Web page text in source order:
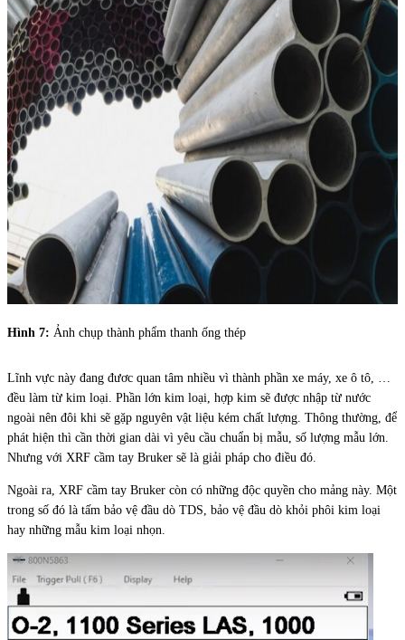
Hình 7: Ảnh chụp thành phẩm thanh ống thép
Lĩnh vực này đang đươc quan tâm nhiều vì thành phần xe máy, xe ô tô, …
đều làm từ kim loại. Phần lớn kim loại, hợp kim sẽ được nhập từ nước
ngoài nên đôi khi sẽ gặp nguyên vật liệu kém chất lượng. Thông thường, để
phát hiện thì cần thời gian dài vì yêu cầu chuẩn bị mẫu, số lượng mẫu lớn.
Nhưng với XRF cầm tay Bruker sẽ là giải pháp cho điều đó.
Ngoài ra, XRF cầm tay Bruker còn có những độc quyền cho mảng này. Một
trong số đó là tấm bảo vệ đầu dò TDS, bảo vệ đầu dò khỏi phôi kim loại
hay những mẫu kim loại nhọn.